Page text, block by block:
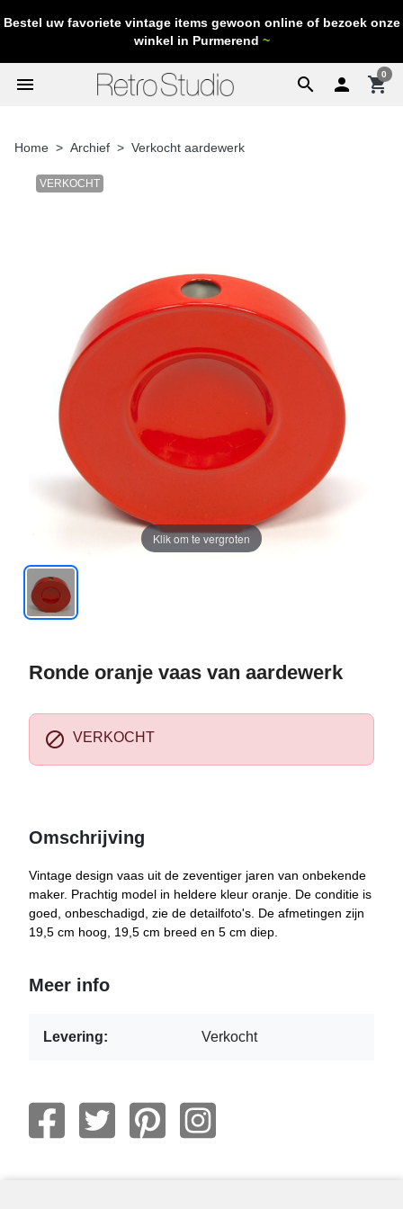
Bestel uw favoriete vintage items gewoon online of bezoek onze
winkel in Purmerend ~
search
menu  shopping_cart
0
Home Archief Verkocht aardewerk
VERKOCHT
Klik om te vergroten
Ronde oranje vaas van aardewerk
 VERKOCHT
Omschrijving
Vintage design vaas uit de zeventiger jaren van onbekende
maker. Prachtig model in heldere kleur oranje. De conditie is
goed, onbeschadigd, zie de detailfoto's. De afmetingen zijn
19,5 cm hoog, 19,5 cm breed en 5 cm diep.
Meer info
Levering: Verkocht